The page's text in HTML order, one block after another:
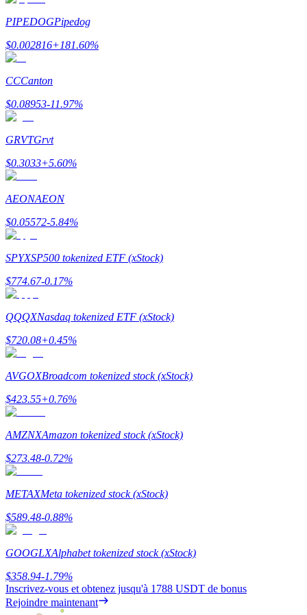
Gagner
Cochon de puissance
Gagnez quotidiennement des récompenses compétitives
Jalonnement
Des rendements élevés et un accès instantané
PIPEDOGPipedog
$0.002816+181.60%
CCCanton
$0.08953-11.97%
GRVTGrvt
$0.3033+5.60%
AEONAEON
$0.05572-5.84%
SPYXSP500 tokenized ETF (xStock)
$774.67-0.17%
QQQXNasdaq tokenized ETF (xStock)
$720.08+0.45%
AVGOXBroadcom tokenized stock (xStock)
$423.55+0.76%
AMZNXAmazon tokenized stock (xStock)
$273.48-0.72%
METAXMeta tokenized stock (xStock)
$589.48-0.88%
GOOGLXAlphabet tokenized stock (xStock)
$358.94-1.79%
Inscrivez-vous et obtenez jusqu'à 1788 USDT de bonus
Rejoindre maintenant